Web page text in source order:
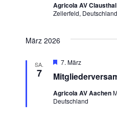
Agricola AV Clausthal
Zellerfeld, Deutschland
März 2026
SA.
7
Hervorgehoben
7. März
Agricola AV Aachen
Deutschland